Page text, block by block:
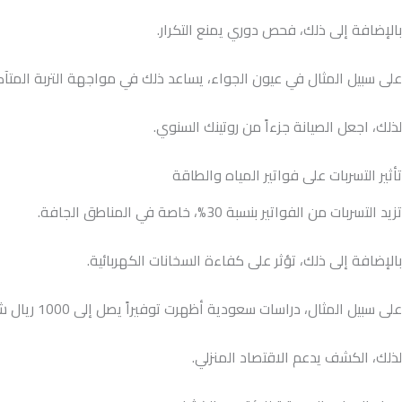
بالإضافة إلى ذلك، فحص دوري يمنع التكرار.
على سبيل المثال في عيون الجواء، يساعد ذلك في مواجهة التربة
لذلك، اجعل الصيانة جزءاً من روتينك السنوي.
تأثير التسربات على فواتير المياه والطاقة
تزيد التسربات من الفواتير بنسبة 30%، خاصة في المناطق الجافة.
بالإضافة إلى ذلك، تؤثر على كفاءة السخانات الكهربائية.
على سبيل المثال، دراسات سعودية أظهرت توفيراً يصل إلى 1000 ريال شهرياً بعد الإصلاح.
لذلك، الكشف يدعم الاقتصاد المنزلي.